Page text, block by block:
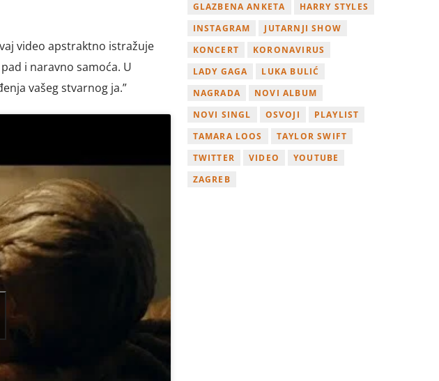
video apstraktno istražuje
i naravno samoća. U
vašeg stvarnog ja.”
GLAZBENA ANKETA
HARRY STYLES
INSTAGRAM
JUTARNJI SHOW
KONCERT
KORONAVIRUS
LADY GAGA
LUKA BULIĆ
NAGRADA
NOVI ALBUM
NOVI SINGL
OSVOJI
PLAYLIST
TAMARA LOOS
TAYLOR SWIFT
TWITTER
VIDEO
YOUTUBE
ZAGREB